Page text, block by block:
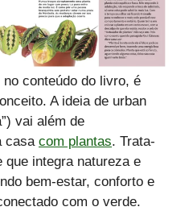
conteúdo do livro, é
A ideia de urban
vai além de
casa com plantas. Trata-
integra natureza e
bem-estar, conforto e
com o verde.